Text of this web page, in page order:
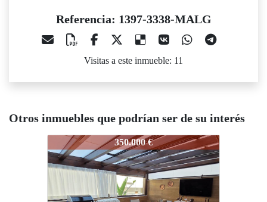
Referencia: 1397-3338-MALG
Visitas a este inmueble: 11
Otros inmuebles que podrían ser de su interés
1397-3338-MALG
350.000 €
1397-3338-MALG
360.000 €